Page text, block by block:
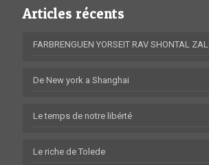
Articles récents
FARBRENGUEN YORSEIT RAV SHONTAL ZAL
De New york a Shanghai
Le temps de notre libérté
Le riche de Tolede